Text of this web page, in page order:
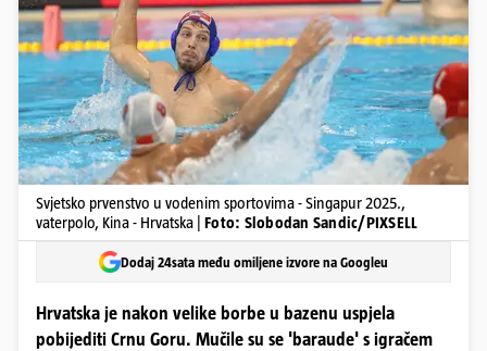
Svjetsko prvenstvo u vodenim sportovima - Singapur 2025.,
vaterpolo, Kina - Hrvatska | Foto: Slobodan Sandic/PIXSELL
Dodaj 24sata među omiljene izvore na Googleu
Hrvatska je nakon velike borbe u bazenu uspjela
pobijediti Crnu Goru. Mučile su se 'baraude' s igračem